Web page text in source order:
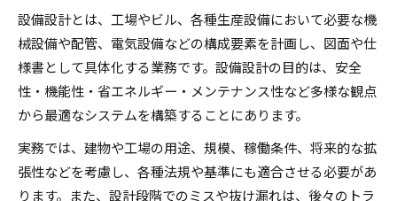
設備設計とは、工場やビル、各種生産設備において必要な機
械設備や配管、電気設備などの構成要素を計画し、図面や仕
様書として具体化する業務です。設備設計の目的は、安全
性・機能性・省エネルギー・メンテナンス性など多様な観点
から最適なシステムを構築することにあります。
実務では、建物や工場の用途、規模、稼働条件、将来的な拡
張性などを考慮し、各種法規や基準にも適合させる必要があ
ります。また、設計段階でのミスや抜け漏れは、後々のトラ